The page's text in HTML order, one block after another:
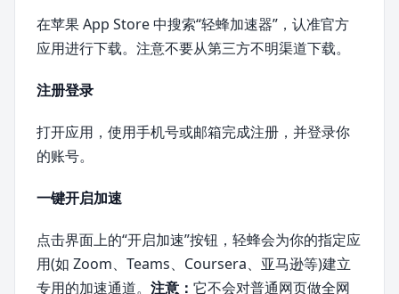
在苹果 App Store 中搜索“轻蜂加速器”，认准官方
应用进行下载。注意不要从第三方不明渠道下载。
注册登录
打开应用，使用手机号或邮箱完成注册，并登录你
的账号。
一键开启加速
点击界面上的“开启加速”按钮，轻蜂会为你的指定应
用(如 Zoom、Teams、Coursera、亚马逊等)建立
专用的加速通道。 注意： 它不会对普通网页做全网